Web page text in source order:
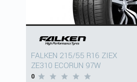
FALKEN 215/55 R16 ZIEX
ZE310 ECORUN 97W
0